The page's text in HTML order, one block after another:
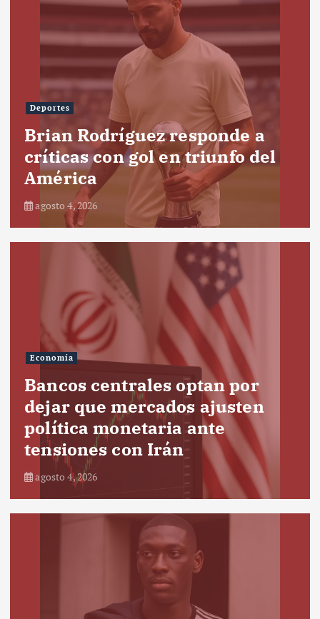
Deportes
Brian Rodríguez responde a
críticas con gol en triunfo del
América
agosto 4, 2026
Economía
Bancos centrales optan por
dejar que mercados ajusten
política monetaria ante
tensiones con Irán
agosto 4, 2026